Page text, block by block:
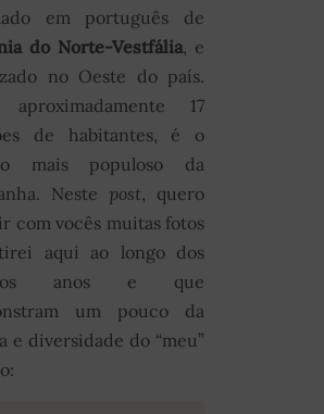
em português de
do Norte-Vestfália , e
no Oeste do país.
aproximadamente 17
de habitantes, é o
mais populoso da
Neste post , quero
com vocês muitas fotos
aqui ao longo dos
anos e que
um pouco da
e diversidade do “meu”